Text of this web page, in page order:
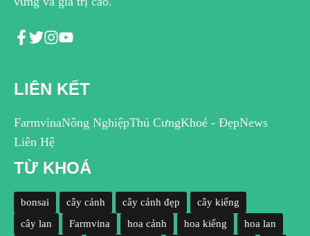
LIÊN KẾT
FarmvinaNông NghiệpThú CưngKhoẻ - ĐẹpNews
Liên Hệ
TỪ KHOÁ
bonsai cây cảnh cây cảnh đẹp
cây kiểng
cây lan
Farmvina hoa cảnh hoa kiểng hoa lan